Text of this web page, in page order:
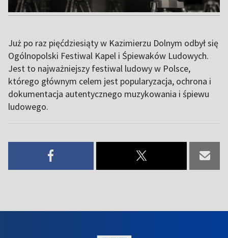
Już po raz pięćdziesiąty w Kazimierzu Dolnym odbył się
Ogólnopolski Festiwal Kapel i Śpiewaków Ludowych.
Jest to najważniejszy festiwal ludowy w Polsce,
którego głównym celem jest popularyzacja, ochrona i
dokumentacja autentycznego muzykowania i śpiewu
ludowego.